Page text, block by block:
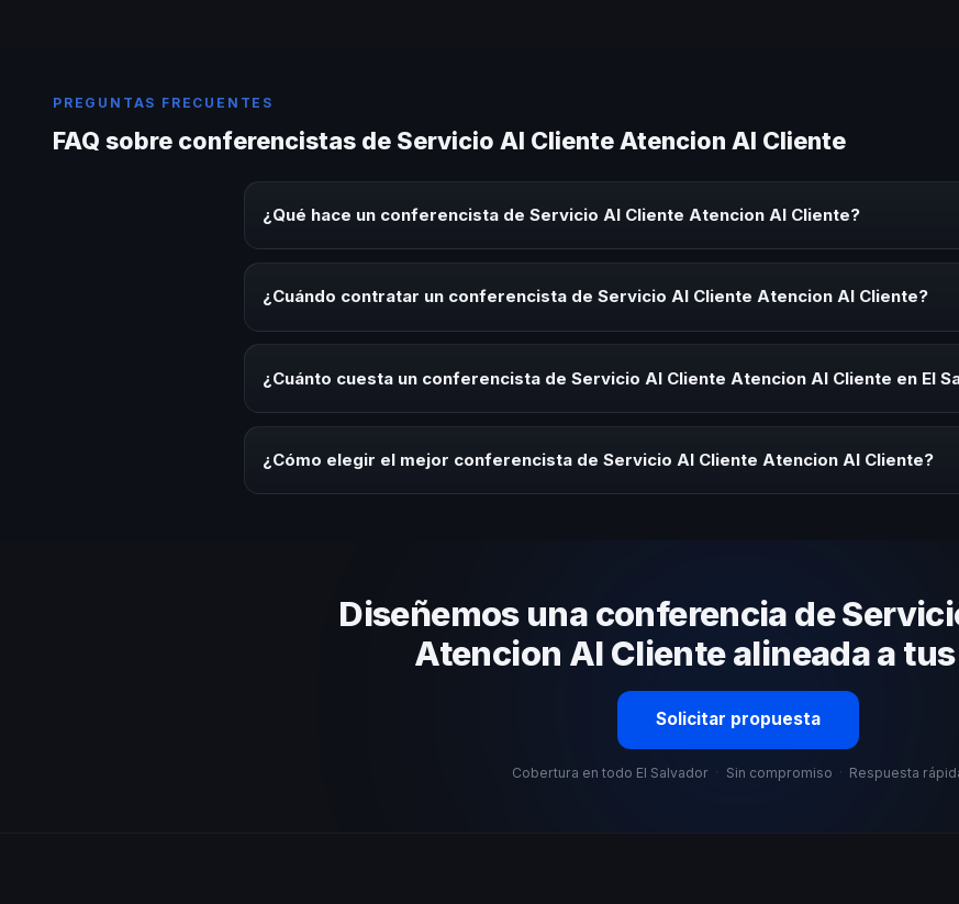
PREGUNTAS FRECUENTES
FAQ sobre conferencistas de Servicio Al Cliente Atencion Al Cliente
¿Qué hace un conferencista de Servicio Al Cliente Atencion Al Cliente?
aplicables para la audiencia.
¿Cuándo contratar un conferencista de Servicio Al Cliente Atencion Al Cliente?
¿Cuánto cuesta un conferencista de Servicio Al Cliente Atencion Al Cliente en El
¿Cómo elegir el mejor conferencista de Servicio Al Cliente Atencion Al Cliente?
Diseñemos una conferencia de
Atencion Al Cliente alineada a
Solicitar propuesta
Cobertura en todo El Salvador · Sin compromiso · Respuesta